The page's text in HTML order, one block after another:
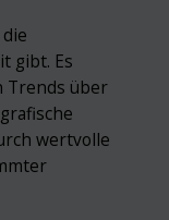
gibt. Es
Trends über
wertvolle